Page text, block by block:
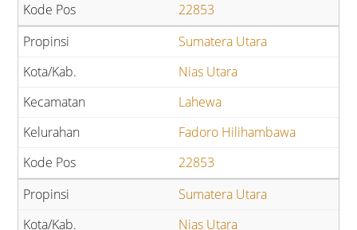
22853
Sumatera Utara
Nias Utara
Lahewa
Fadoro Hilihambawa
22853
Sumatera Utara
Nias Utara